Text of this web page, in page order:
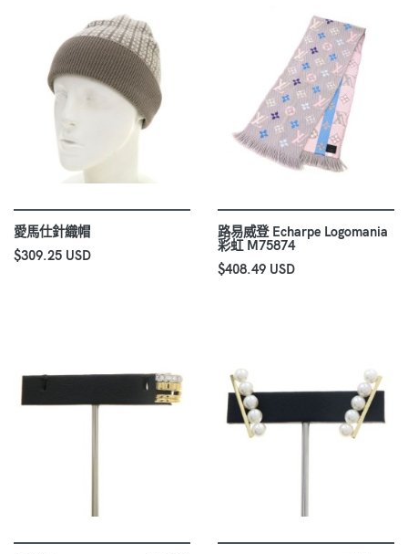
愛馬仕針織帽
$309.25 USD
路易威登 Echarpe Logomania
彩虹 M75874
$408.49 USD